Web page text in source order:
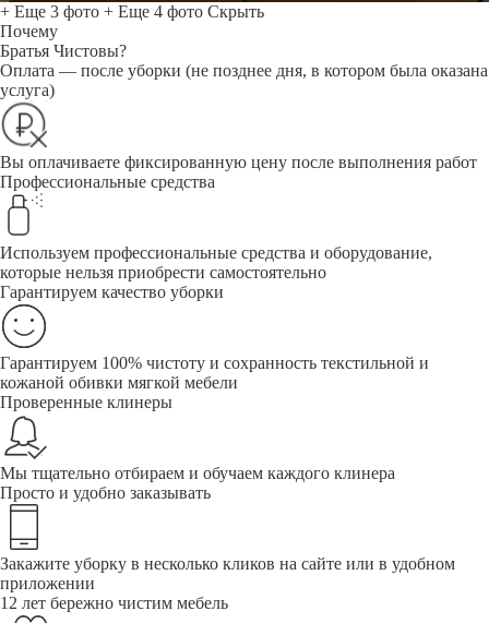
+ Еще 3 фото + Еще 4 фото Скрыть
Почему
Братья Чистовы?
Оплата — после уборки (не позднее дня, в котором была оказана
услуга)
Вы оплачиваете фиксированную цену после выполнения работ
Профессиональные средства
Используем профессиональные средства и оборудование,
которые нельзя приобрести самостоятельно
Гарантируем качество уборки
Гарантируем 100% чистоту и сохранность текстильной и
кожаной обивки мягкой мебели
Проверенные клинеры
Мы тщательно отбираем и обучаем каждого клинера
Просто и удобно заказывать
Закажите уборку в несколько кликов на сайте или в удобном
приложении
12 лет бережно чистим мебель